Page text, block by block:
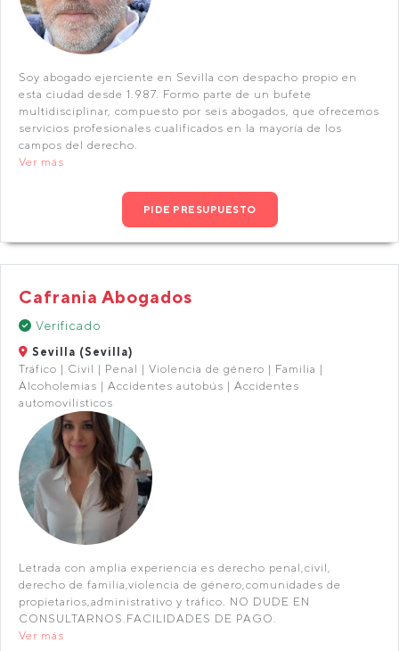
Soy abogado ejerciente en Sevilla con despacho propio en
esta ciudad desde 1.987. Formo parte de un bufete
multidisciplinar, compuesto por seis abogados, que ofrecemos
servicios profesionales cualificados en la mayoría de los
campos del derecho.
Ver más
PIDE PRESUPUESTO
Cafrania Abogados
Verificado
Sevilla (Sevilla)
Tráfico | Civil | Penal | Violencia de género | Familia |
Alcoholemias | Accidentes autobús | Accidentes
automovilísticos
Letrada con amplia experiencia es derecho penal,civil,
derecho de familia,violencia de género,comunidades de
propietarios,administrativo y tráfico. NO DUDE EN
CONSULTARNOS.FACILIDADES DE PAGO.
Ver más